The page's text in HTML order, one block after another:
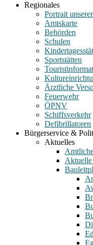
Regionales
Portrait
Amtskarte
Behörden
Schulen
Sportstätten
Ärztliche
Feuerwehr
ÖPNV
Schiffsverkehr
Defibrillatoren
Bürgerservice &
Aktuelles